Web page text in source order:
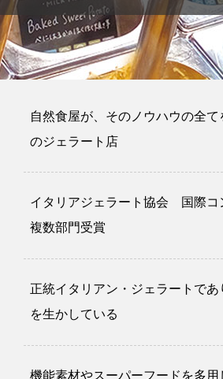
自然食屋が、そのノウハウの全
のジェラート店
イタリアジェラート協会 国際コ
複数部門受賞
正統イタリアン・ジェラートで
を生かしている
機能素材やスーパーフードを多